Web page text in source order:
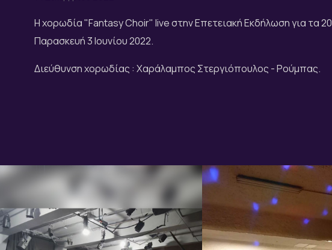
Η χορωδία "Fantasy Choir" live στην Επετειακή Εκδήλωση για τα
Παρασκευή 3 Ιουνίου 2022.
Διεύθυνση χορωδίας : Χαράλαμπος Στεργιόπουλος - Ρούμπας.